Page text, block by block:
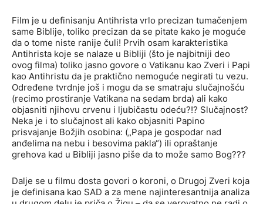
Film je u definisanju Antihrista vrlo precizan tumačenjem
same Biblije, toliko precizan da se pitate kako je moguće
da o tome niste ranije čuli! Prvih osam karakteristika
Antihrista koje se nalaze u Bibliji (što je najbitniji deo
ovog filma) toliko jasno govore o Vatikanu kao Zveri i Papi
kao Antihristu da je praktično nemoguće negirati tu vezu.
Određene tvrdnje još i mogu da se smatraju slučajnošću
(recimo prostiranje Vatikana na sedam brda) ali kako
objasniti njihovu crvenu i ljubičastu odeću?!? Slučajnost?
Neka je i to slučajnost ali kako objasniti Papino
prisvajanje Božjih osobina: („Papa je gospodar nad
anđelima na nebu i besovima pakla“) ili opraštanje
grehova kad u Bibliji jasno piše da to može samo Bog???
Dalje se u filmu dosta govori o koroni, o Drugoj Zveri koja
je definisana kao SAD a za mene najinteresantnija analiza